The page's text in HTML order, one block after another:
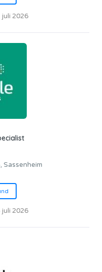
juli 2026
Sassenheim
juli 2026